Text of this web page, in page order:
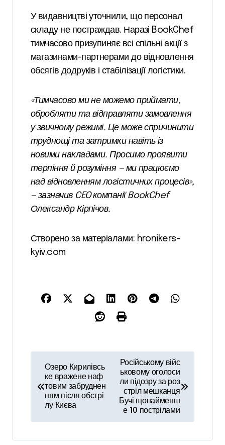
У видавництві уточнили, що персонал
складу не постраждав. Наразі BookChef
тимчасово призупиняє всі спільні акції з
магазинами-партнерами до відновлення
обсягів додруків і стабілізації логістики.
«Тимчасово ми не можемо приймати,
обробляти та відправляти замовлення
у звичному режимі. Це може спричинити
труднощі та затримки навіть із
новими накладами. Просимо проявити
терпіння й розуміння — ми працюємо
над відновленням логістичних процесів»,
— зазначив CEO компанії BookChef
Олександр Кірпічов.
Створено за матеріалами: hronikers-
kyiv.com
в
г
Озеро Кирилівсь
ке вражене наф
товим забруднен
ням після обстрі
лу Києва
Російському війс
ьковому оголоси
ли підозру за роз
стріл мешканця
Бучі щонайменш
е 10 пострілами